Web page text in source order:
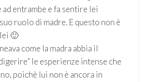
entrambe e fa sentire lei
ruolo di madre. E questo non è
🙂
come la madra abbia il
le esperienze intense che
poichè lui non è ancora in